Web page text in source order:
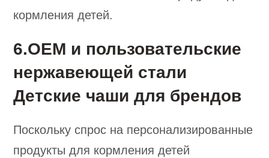
кормления детей.
6.OEM и пользовательские
нержавеющей стали
Детские чаши для брендов
Поскольку спрос на персонализированные
продукты для кормления детей